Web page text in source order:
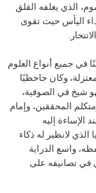
الذي يغلفه القلق
اليأس حيث تقوى
في جميع أنواع العلوم
وكان جاحظيًا
شيخ في الصوفية،
المحققين، وإمام
الإساءة إليه
الذي لانظير له ذكاء
واسع الدراية
في تصانيفه على